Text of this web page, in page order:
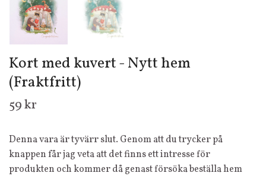
Kort med kuvert - Nytt hem
(Fraktfritt)
59 kr
Denna vara är tyvärr slut. Genom att du trycker på
knappen får jag veta att det finns ett intresse för
produkten och kommer då genast försöka beställa hem